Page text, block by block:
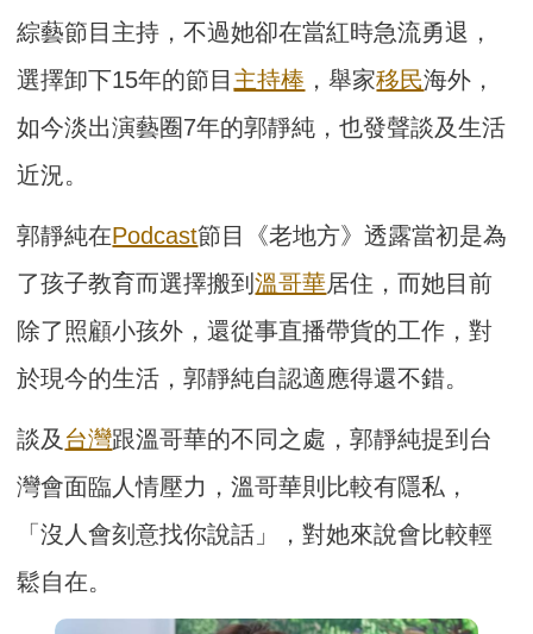
綜藝節目主持，不過她卻在當紅時急流勇退，
選擇卸下15年的節目 主持棒 ，舉家移民海外，
如今淡出演藝圈7年的郭靜純，也發聲談及生活
近況。
郭靜純在Podcast節目《老地方》透露當初是為
了孩子教育而選擇搬到溫哥華居住，而她目前
除了照顧小孩外，還從事直播帶貨的工作，對
於現今的生活，郭靜純自認適應得還不錯。
談及 台灣跟溫哥華的不同之處，郭靜純提到台
灣會面臨人情壓力，溫哥華則比較有隱私，
「沒人會刻意找你說話」，對她來說會比較輕
鬆自在。